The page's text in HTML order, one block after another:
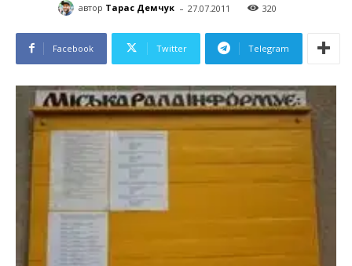
автор Тарас Демчук - 27.07.2011 320
Facebook Twitter Telegram